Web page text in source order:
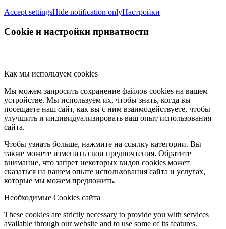
Accept settingsHide notification onlyНастройки
Cookie и настройки приватности
Как мы используем cookies
Мы можем запросить сохранение файлов cookies на вашем
устройстве. Мы используем их, чтобы знать, когда вы
посещаете наш сайт, как вы с ним взаимодействуете, чтобы
улучшить и индивидуализировать ваш опыт использования
сайта.
Чтобы узнать больше, нажмите на ссылку категории. Вы
также можете изменить свои предпочтения. Обратите
внимание, что запрет некоторых видов cookies может
сказаться на вашем опыте испольхования сайта и услугах,
которые мы можем предложить.
Необходимые Cookies сайта
These cookies are strictly necessary to provide you with services
available through our website and to use some of its features.